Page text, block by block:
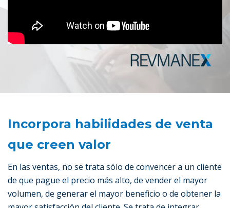
Incorpora habilidades de venta
que creen valor
En las ventas, no se trata sólo de convencer a un cliente
de que pague el precio más alto, de vender el mayor
volumen, de generar el mayor beneficio o de obtener la